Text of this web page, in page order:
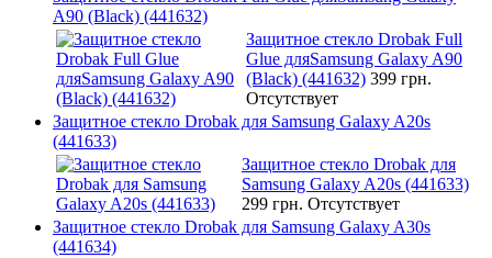
A90 (Black) (441632)
Защитное стекло Drobak Full
Glue дляSamsung Galaxy A90
(Black) (441632) 399 грн.
Отсутствует
Защитное стекло Drobak для Samsung Galaxy A20s
(441633)
Защитное стекло Drobak для
Samsung Galaxy A20s (441633)
299 грн. Отсутствует
Защитное стекло Drobak для Samsung Galaxy A30s
(441634)